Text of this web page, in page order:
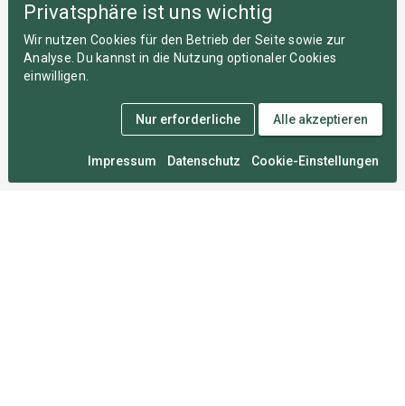
Privatsphäre ist uns wichtig
Wir nutzen Cookies für den Betrieb der Seite sowie zur
Analyse. Du kannst in die Nutzung optionaler Cookies
einwilligen.
Impressum Datenschutz Cookie-Einstellungen
Nur erforderliche Alle akzeptieren